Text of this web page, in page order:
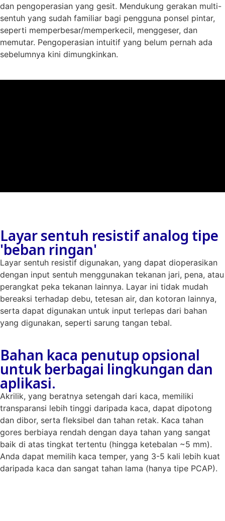
dan pengoperasian yang gesit. Mendukung gerakan multi-
sentuh yang sudah familiar bagi pengguna ponsel pintar,
seperti memperbesar/memperkecil, menggeser, dan
memutar. Pengoperasian intuitif yang belum pernah ada
sebelumnya kini dimungkinkan.
Layar sentuh resistif analog tipe
'beban ringan'
Layar sentuh resistif digunakan, yang dapat dioperasikan
dengan input sentuh menggunakan tekanan jari, pena, atau
perangkat peka tekanan lainnya. Layar ini tidak mudah
bereaksi terhadap debu, tetesan air, dan kotoran lainnya,
serta dapat digunakan untuk input terlepas dari bahan
yang digunakan, seperti sarung tangan tebal.
Bahan kaca penutup opsional
untuk berbagai lingkungan dan
aplikasi.
Akrilik, yang beratnya setengah dari kaca, memiliki
transparansi lebih tinggi daripada kaca, dapat dipotong
dan dibor, serta fleksibel dan tahan retak. Kaca tahan
gores berbiaya rendah dengan daya tahan yang sangat
baik di atas tingkat tertentu (hingga ketebalan ~5 mm).
Anda dapat memilih kaca temper, yang 3-5 kali lebih kuat
daripada kaca dan sangat tahan lama (hanya tipe PCAP).